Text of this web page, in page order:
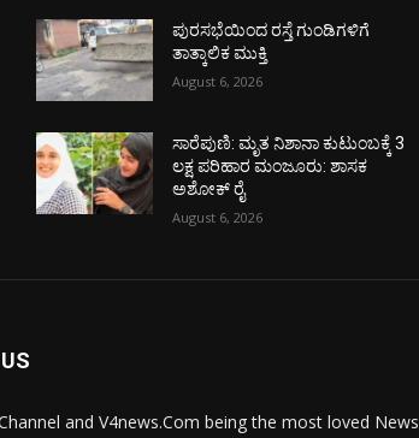
ಪುರಸಭೆಯಿಂದ ರಸ್ತೆ ಗುಂಡಿಗಳಿಗೆ
ತಾತ್ಕಾಲಿಕ ಮುಕ್ತಿ
August 6, 2026
ಸಾರೆಪುಣಿ: ಮೃತ ನಿಶಾನಾ ಕುಟುಂಬಕ್ಕೆ 3
ಲಕ್ಷ ಪರಿಹಾರ ಮಂಜೂರು: ಶಾಸಕ
ಅಶೋಕ್ ರೈ
August 6, 2026
and V4news.Com being the most loved News